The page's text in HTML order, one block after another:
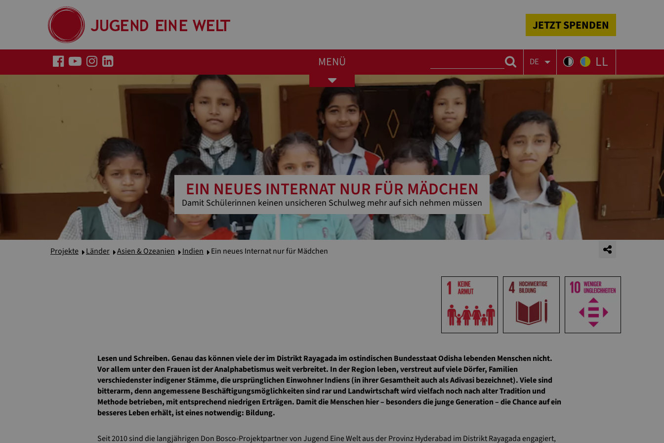
JETZT SPENDEN
MENÜ DE LL
Toggle
navigation
EIN NEUES INTERNAT NUR FÜR MÄDCHEN
Damit Schülerinnen keinen unsicheren Schulweg mehr auf sich nehmen müssen
Projekte Länder Asien & Ozeanien Indien Ein neues Internat nur für Mädchen
Lesen und Schreiben. Genau das können viele der im Distrikt Rayagada im ostindischen Bundesstaat Odisha lebenden Menschen nicht.
Vor allem unter den Frauen ist der Analphabetismus weit verbreitet. In der Region leben, verstreut auf viele Dörfer, Familien
verschiedenster indigener Stämme, die ursprünglichen Einwohner Indiens (in ihrer Gesamtheit auch als Adivasi bezeichnet). Viele sind
bitterarm, denn angemessene Beschäftigungsmöglichkeiten sind rar und Landwirtschaft wird vielfach noch nach alter Tradition und
Methode betrieben, mit entsprechend niedrigen Erträgen. Damit die Menschen hier – besonders die junge Generation – die Chance auf ein
besseres Leben erhält, ist eines notwendig: Bildung.
Seit 2010 sind die langjährigen Don Bosco-Projektpartner von Jugend Eine Welt aus der Provinz Hyderabad im Distrikt Rayagada engagiert,